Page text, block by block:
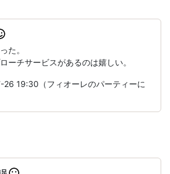
た。
ーチサービスがあるのは嬉しい。
19:30（フィオーレのパーティーに